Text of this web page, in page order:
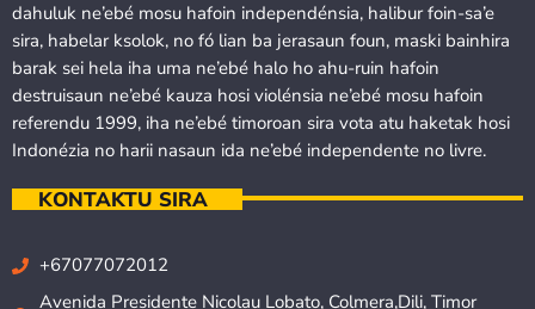
dahuluk ne’ebé mosu hafoin independénsia, halibur foin-sa’e
sira, habelar ksolok, no fó lian ba jerasaun foun, maski bainhira
barak sei hela iha uma ne’ebé halo ho ahu-ruin hafoin
destruisaun ne’ebé kauza hosi violénsia ne’ebé mosu hafoin
referendu 1999, iha ne’ebé timoroan sira vota atu haketak hosi
Indonézia no harii nasaun ida ne’ebé independente no livre.
KONTAKTU SIRA
+67077072012
Avenida Presidente Nicolau Lobato, Colmera,Dili, Timor